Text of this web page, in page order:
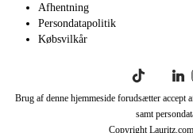
Afhentning
Persondatapolitik
Købsvilkår
Brug af denne hjemmeside forudsætter accept
samt
Copyright